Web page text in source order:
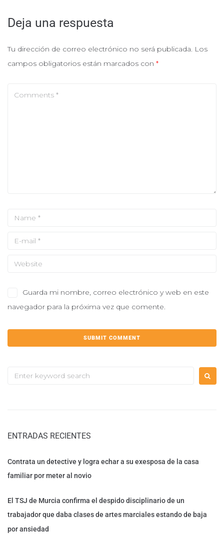
Deja una respuesta
Tu dirección de correo electrónico no será publicada. Los
campos obligatorios están marcados con *
Guarda mi nombre, correo electrónico y web en este
navegador para la próxima vez que comente.
ENTRADAS RECIENTES
Contrata un detective y logra echar a su exesposa de la casa
familiar por meter al novio
El TSJ de Murcia confirma el despido disciplinario de un
trabajador que daba clases de artes marciales estando de baja
por ansiedad